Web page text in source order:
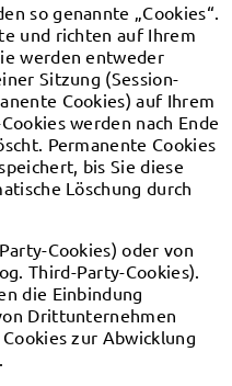
so genannte „Cookies“.
und richten auf Ihrem
werden entweder
Sitzung (Session-
Cookies) auf Ihrem
werden nach Ende
Permanente Cookies
bis Sie diese
Löschung durch
Cookies) oder von
Third-Party-Cookies).
die Einbindung
Drittunternehmen
zur Abwicklung